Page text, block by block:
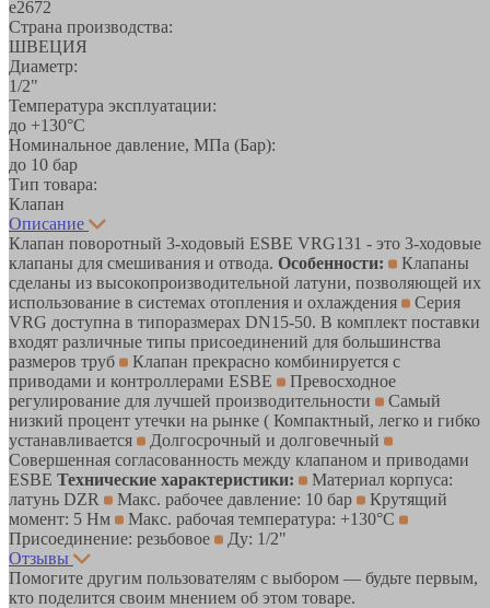
е2672
Страна производства:
ШВЕЦИЯ
Диаметр:
1/2"
Температура эксплуатации:
до +130°С
Номинальное давление, МПа (Бар):
до 10 бар
Тип товара:
Клапан
Описание
Клапан поворотный 3-ходовый ESBE VRG131 - это 3-ходовые
клапаны для смешивания и отвода. Особенности:
Клапаны
сделаны из высокопроизводительной латуни, позволяющей их
использование в системах отопления и охлаждения
Серия
VRG доступна в типоразмерах DN15-50. В комплект поставки
входят различные типы присоединений для большинства
размеров труб
Клапан прекрасно комбинируется с
приводами и контроллерами ESBE
Превосходное
регулирование для лучшей производительности
Самый
низкий процент утечки на рынке ( Компактный, легко и гибко
устанавливается
Долгосрочный и долговечный
Совершенная согласованность между клапаном и приводами
ESBE Технические характеристики:
Материал корпуса:
латунь DZR
Макс. рабочее давление: 10 бар
Крутящий
момент: 5 Нм
Макс. рабочая температура: +130°С
Присоединение: резьбовое
Ду: 1/2"
Отзывы
Помогите другим пользователям с выбором — будьте первым,
кто поделится своим мнением об этом товаре.